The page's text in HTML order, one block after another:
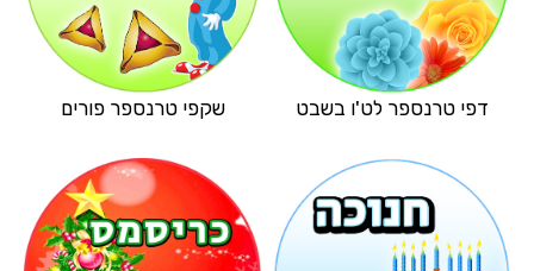
דפי טרנספר לט'ו בשבט שקפי טרנספר פורים